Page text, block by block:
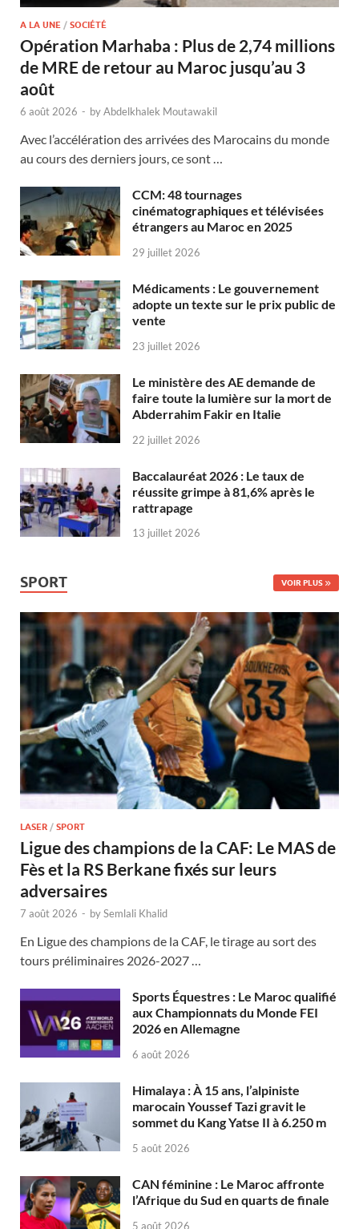
A LA UNE / SOCIÉTÉ
Opération Marhaba : Plus de 2,74 millions
de MRE de retour au Maroc jusqu’au 3
août
6 août 2026 - byAbdelkhalek Moutawakil
Avec l’accélération des arrivées des Marocains du monde
au cours des derniers jours, ce sont …
CCM: 48 tournages
cinématographiques et télévisées
étrangers au Maroc en 2025
29 juillet 2026
Médicaments : Le gouvernement
adopte un texte sur le prix public de
vente
23 juillet 2026
Le ministère des AE demande de
faire toute la lumière sur la mort de
Abderrahim Fakir en Italie
22 juillet 2026
Baccalauréat 2026 : Le taux de
réussite grimpe à 81,6% après le
rattrapage
13 juillet 2026
SPORT VOIR PLUS
LASER / SPORT
Ligue des champions de la CAF: Le MAS de
Fès et la RS Berkane fixés sur leurs
adversaires
7 août 2026 - bySemlali Khalid
En Ligue des champions de la CAF, le tirage au sort des
tours préliminaires 2026-2027 …
Sports Équestres : Le Maroc qualifié
aux Championnats du Monde FEI
2026 en Allemagne
6 août 2026
Himalaya : À 15 ans, l’alpiniste
marocain Youssef Tazi gravit le
sommet du Kang Yatse II à 6.250 m
5 août 2026
CAN féminine : Le Maroc affronte
l’Afrique du Sud en quarts de finale
5 août 2026